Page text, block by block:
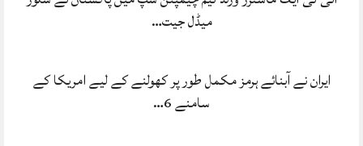
میڈل جیت…
ایران نے آبنائے ہرمز مکمل طور پر کھولنے کے لیے امریکا کے
سامنے 6…